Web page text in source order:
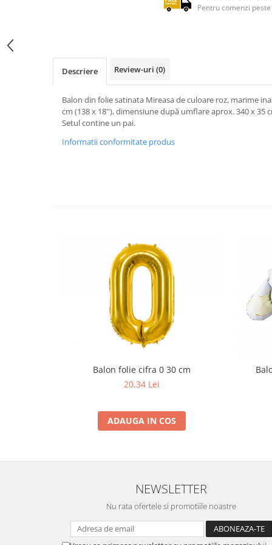
Pentru comenzi peste
Descriere Review-uri (0)
Balon din folie satinata Mireasa de culoare roz, marime
cm (138 x 18''), dimensiune după umflare aprox. 340 x 35
Setul contine un pai.
Informatii conformitate produs
Balon folie cifra 0 30 cm
20,34 Lei
ADAUGA IN COS
NEWSLETTER
Nu rata ofertele si promotiile noastre